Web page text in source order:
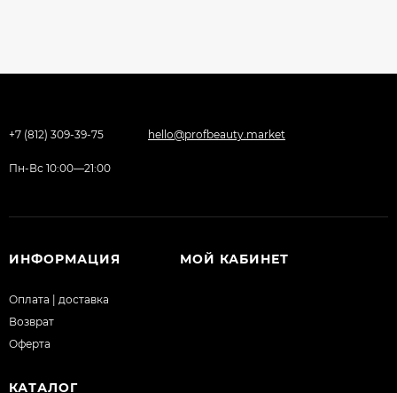
+7 (812) 309-39-75 hello@profbeauty.market
Пн-Вс 10:00—21:00
ИНФОРМАЦИЯ
Оплата | доставка
Возврат
Оферта
МОЙ КАБИНЕТ
КАТАЛОГ